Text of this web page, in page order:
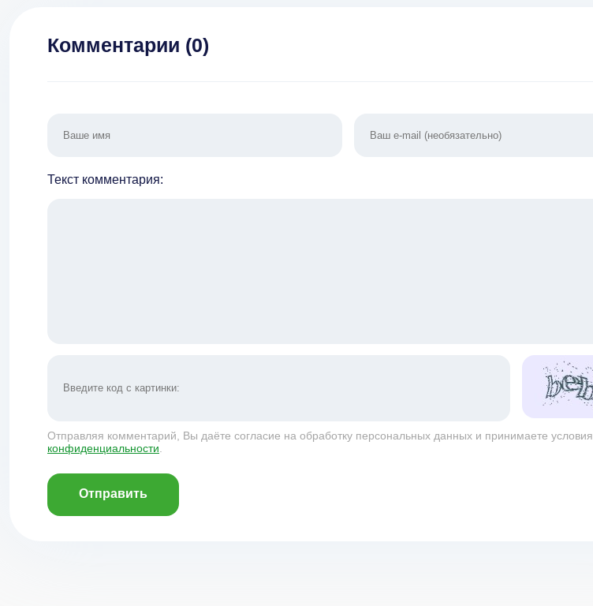
Комментарии (0)
Текст комментария:
Отправляя комментарий, Вы даёте согласие на обработку персональных данных и принимаете условия
конфиденциальности
Отправить